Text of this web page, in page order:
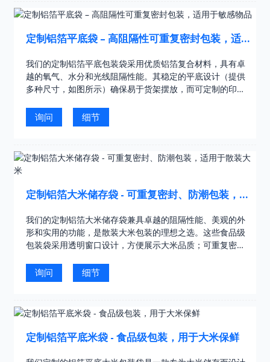
定制铝箔平底袋 – 高阻隔性可重复密封包装，适
我们的定制铝箔平底包装袋采用优质铝箔复合材料，具有卓
越的氧气、水分和光线阻隔性能。其稳定的平底设计（提供
多种尺寸，如图所示）确保易于货架摆放，而可定制的印刷
询问 细节
定制铝箔大米储存袋 - 可重复密封、防潮包装，适
我们的定制铝箔大米储存袋兼具卓越的阻隔性能、美观的外
形和实用的功能，是散装大米包装的理想之选。这些食品级
包装袋采用透明窗口设计，方便展示大米品质；可重复密封
示），有效延长大米的保质期……
询问 细节
定制铝箔平底米袋 - 食品级包装，用于大米保鲜